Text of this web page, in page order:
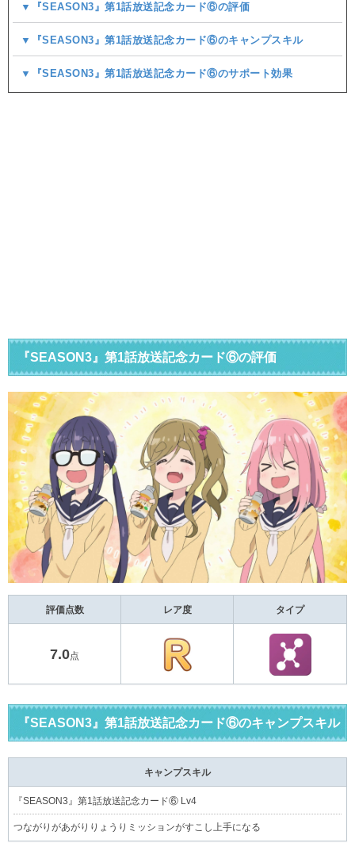
▼『SEASON3』第1話放送記念カード⑥の評価
▼『SEASON3』第1話放送記念カード⑥のキャンプスキル
▼『SEASON3』第1話放送記念カード⑥のサポート効果
『SEASON3』第1話放送記念カード⑥の評価
評価点数 レア度 タイプ
7.0点
『SEASON3』第1話放送記念カード⑥のキャンプスキル
キャンプスキル
『SEASON3』第1話放送記念カード⑥ Lv4
つながりがあがりりょうりミッションがすこし上手になる